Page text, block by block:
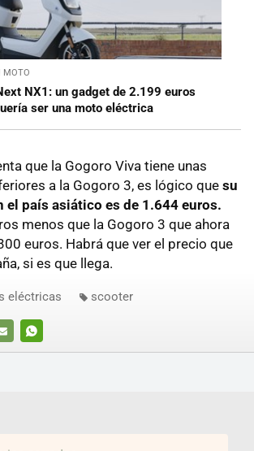
MOTO
NX1: un gadget de 2.199 euros
ser una moto eléctrica
que la Gogoro Viva tiene unas
a la Gogoro 3, es lógico que su
el país asiático es de 1.644 euros.
menos que la Gogoro 3 que ahora
euros. Habrá que ver el precio que
si es que llega.
WHATSAPP
eléctricas scooter